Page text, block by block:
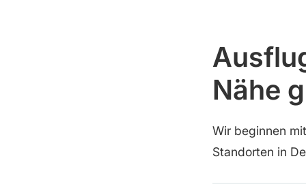
Nähe
Wir beginnen
Standorten in